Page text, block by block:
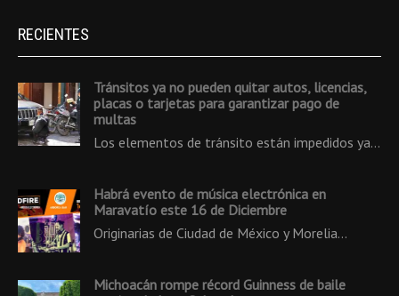
RECIENTES
Tránsitos ya no pueden quitar autos, licencias,
placas o tarjetas para garantizar pago de
multas
Los elementos de tránsito están impedidos ya…
Habrá evento de música electrónica en
Maravatío este 16 de Diciembre
Originarias de Ciudad de México y Morelia…
Michoacán rompe récord Guinness de baile